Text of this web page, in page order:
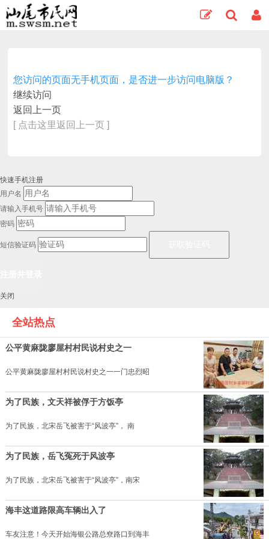
您访问的页面无手机页面，是否进一步访问电脑版？
继续访问
返回上一页
[ 点击这里返回上一页 ]
快速手机注册
用户名
请输入手机号
密码
短信验证码
关闭
全站热点
公平黄麻陇廖屋村村民说村史之一
公平黄麻陇廖屋村村民说村史之一一门忠烈昭
为了民族，文天祥被俘于方饭亭
为了民族，北宋岳飞被害于“风波亭”， 南
为了民族，岳飞冤死于风波亭
为了民族，北宋岳飞被害于“风波亭”，南宋
海丰这道路限高车辆出入了
车友注意！今天开始海银公路总尞路口到海丰